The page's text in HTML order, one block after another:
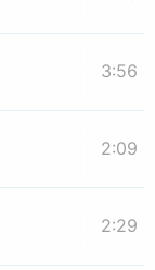
3:56
2:09
2:29